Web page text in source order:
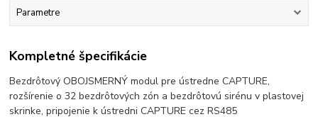
Parametre
Kompletné špecifikácie
Bezdrôtový OBOJSMERNÝ modul pre ústredne CAPTURE,
rozšírenie o 32 bezdrôtových zón a bezdrôtovú sirénu v plastovej
skrinke, pripojenie k ústredni CAPTURE cez RS485